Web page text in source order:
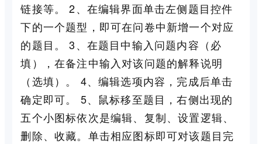
链接等。 2、在编辑界面单击左侧题目控件
下的一个题型，即可在问卷中新增一个对应
的题目。 3、在题目中输入问题内容（必
填），在备注中输入对该问题的解释说明
（选填）。 4、编辑选项内容，完成后单击
确定即可。 5、鼠标移至题目，右侧出现的
五个小图标依次是编辑、复制、设置逻辑、
删除、收藏。单击相应图标即可对该题目完